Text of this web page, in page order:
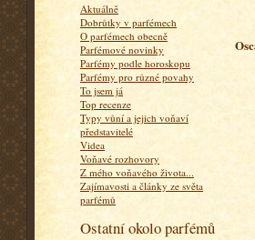
Aktuálně
Dobrůtky v parfémech
O parfémech obecně
Parfémové novinky
Parfémy podle horoskopu
Parfémy pro různé povahy
To jsem já
Top recenze
Typy vůní a jejich voňaví
představitelé
Videa
Voňavé rozhovory
Z mého voňavého života...
Zajímavosti a články ze světa
parfémů
Ostatní okolo parfémů